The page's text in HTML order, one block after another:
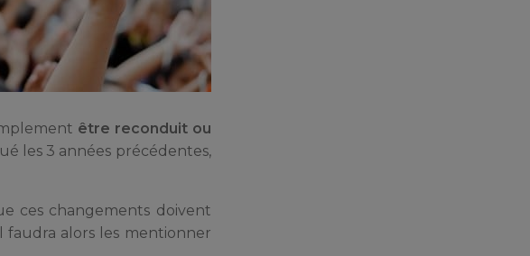
être reconduit ou
les 3 années précédentes,
ces changements doivent
faudra alors les mentionner